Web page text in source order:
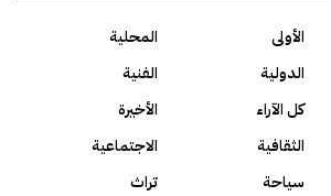
الأولى
المحلية
الدولية
الفنية
كل الآراء
الأخيرة
الثقافية
الاجتماعية
سياحة
تراث